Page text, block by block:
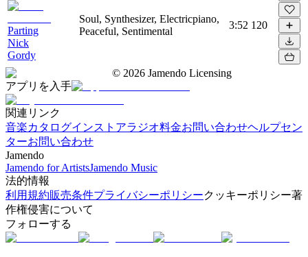
Parting
Nick
Gordy
Soul, Synthesizer, Electricpiano,
Peaceful, Sentimental
3:52 120
© 2026 Jamendo Licensing
アプリを入手
関連リンク
音楽カタログインストアラジオ料金お問い合わせヘルプセン
ターお問い合わせ
Jamendo
Jamendo for ArtistsJamendo Music
法的情報
利用規約販売条件プライバシーポリシークッキーポリシー著
作権侵害について
フォローする